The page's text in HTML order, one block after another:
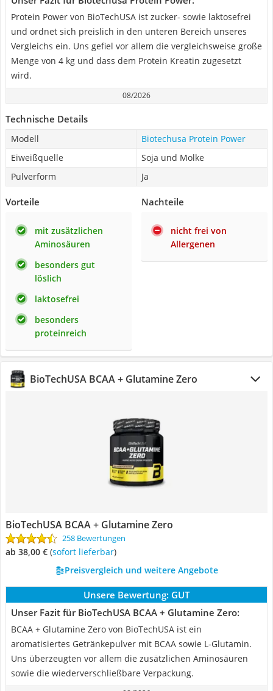
Protein Power von BioTechUSA ist zucker- sowie laktosefrei
und ordnet sich preislich in den unteren Bereich unseres
Vergleichs ein. Uns gefiel vor allem die vergleichsweise große
Menge von 4 kg und dass dem Protein Kreatin zugesetzt
wird.
08/2026
Technische Details
Modell
Biotechusa Protein Power
Eiweißquelle
Soja und Molke
Pulverform
Ja
Vorteile
mit zusätzlichen
Aminosäuren
besonders gut
löslich
laktosefrei
besonders
proteinreich
Nachteile
nicht frei von
Allergenen
BioTechUSA BCAA + Glutamine Zero
BioTechUSA BCAA + Glutamine Zero
258 Bewertungen
ab 38,00 € ( Sofort lieferbar)
Preisvergleich und weitere Angebote
Unsere Bewertung: GUT
Unser Fazit für BioTechUSA BCAA + Glutamine Zero:
BCAA + Glutamine Zero von BioTechUSA ist ein
aromatisiertes Getränkepulver mit BCAA sowie L-Glutamin.
Uns überzeugten vor allem die zusätzlichen Aminosäuren
sowie die wiederverschließbare Verpackung.